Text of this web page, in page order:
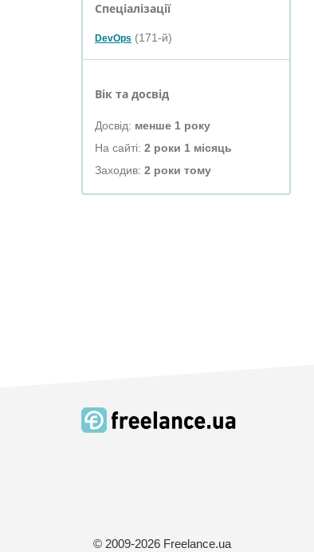
Спеціалізації
DevOps (171-й)
Вік та досвід
Досвід: менше 1 року
На сайті: 2 роки 1 місяць
Заходив: 2 роки тому
© 2009-2026 Freelance.ua